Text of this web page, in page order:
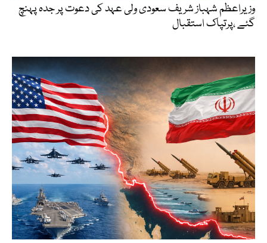
وزیراعظم شہباز شریف سعودی ولی عہد کی دعوت پر جدہ پہنچ
گئے ،پرتپاک استقبال